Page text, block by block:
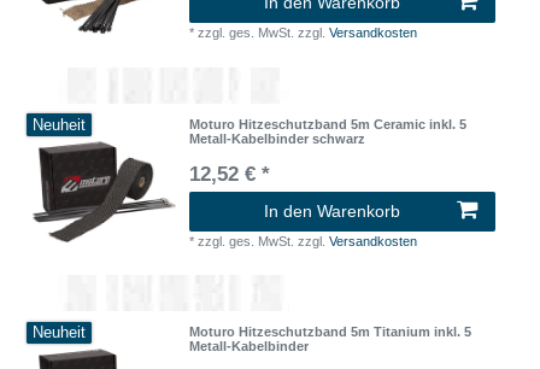
*zzgl. ges. MwSt. zzgl.Versandkosten
Neuheit
Moturo Hitzeschutzband 5m Ceramic inkl. 5
Metall-Kabelbinder schwarz
12,52 € *
In den Warenkorb
*zzgl. ges. MwSt. zzgl.Versandkosten
Neuheit
Moturo Hitzeschutzband 5m Titanium inkl. 5
Metall-Kabelbinder